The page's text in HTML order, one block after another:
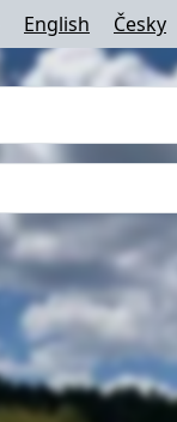
English Česky